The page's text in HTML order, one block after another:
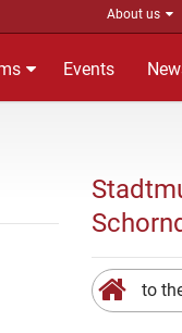
About us
Events
to